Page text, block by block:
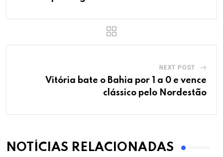
NEXT POST
Vitória bate o Bahia por 1 a 0 e vence
clássico pelo Nordestão
NOTÍCIAS RELACIONADAS